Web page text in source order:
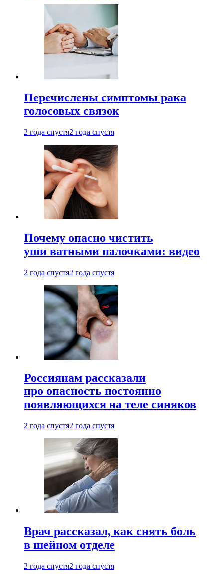
Перечислены симптомы рака
голосовых связок
2 года спустя2 года спустя
Почему опасно чистить
уши ватными палочками: видео
2 года спустя2 года спустя
Россиянам рассказали
про опасность постоянно
появляющихся на теле синяков
2 года спустя2 года спустя
Врач рассказал, как снять боль
в шейном отделе
2 года спустя2 года спустя